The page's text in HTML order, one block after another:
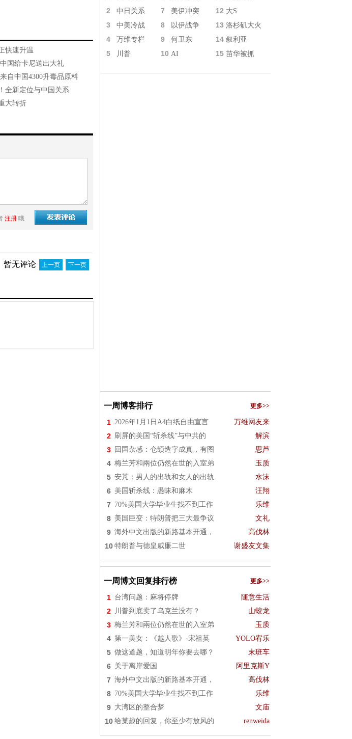
快速升温
国给卡尼送出大礼
自中国4300升毒品原料
全新定位与中国关系
大转折
注册 哦
暂无评论 上一页 下一页
2 中日关系 7 美伊冲突 12 大S
3 中美冷战 8 以伊战争 13 洛杉矶大火
4 万维专栏 9 何卫东 14 叙利亚
5 川普 10 AI 15 苗华被抓
一周博客排行 更多>>
1 2026年1月1日A4白纸自由宣言 万维网友来
2 刷屏的美国“斩杀线”与中共的 解滨
3 回国杂感：仓颉造字成真，有图 思芦
4 梅兰芳和兩位仍然在世的入室弟 玉质
5 安芃：男人的出轨和女人的出轨 水沫
6 美国斩杀线：愚昧和麻木 汪翔
7 70%美国大学毕业生找不到工作 乐维
8 美国巨变：特朗普把三大最争议 文礼
9 海外中文出版的新路基本开通， 高伐林
10 特朗普与德皇威廉二世 谢盛友文集
一周博文回复排行榜 更多>>
1 台湾问题：麻将停牌 随意生活
2 川普到底卖了乌克兰没有？ 山蛟龙
3 梅兰芳和兩位仍然在世的入室弟 玉质
4 第一美女：《越人歌》-宋祖英 YOLO宥乐
5 做这道题，知道明年你要去哪？ 末班车
6 关于离岸爱国 阿里克斯Y
7 海外中文出版的新路基本开通， 高伐林
8 70%美国大学毕业生找不到工作 乐维
9 大湾区的整合梦 文庙
10 给菓趣的回复，你至少有放风的 renweida